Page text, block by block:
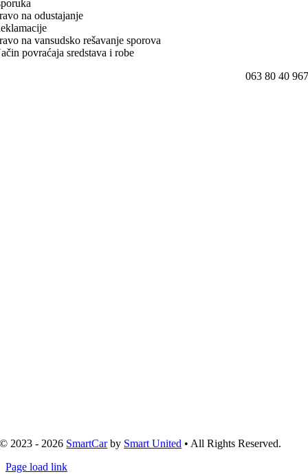
na odustajanje
na vansudsko rešavanje sporova
povraćaja sredstava i robe
063 80 40 967
© 2023 - 2026 SmartCarby Smart United • All Rights Reserved.
Page load link